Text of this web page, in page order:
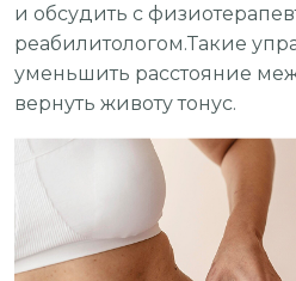
и обсудить с
реабилитологом.Такие
уменьшить расстояние
вернуть животу тонус.